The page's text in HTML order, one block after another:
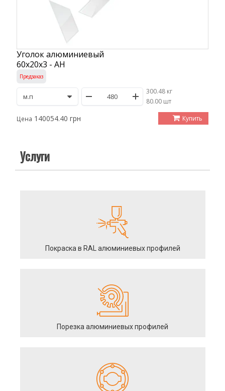
Уголок алюминиевый
60х20х3 - АН
Предзаказ
300.48 кг
/80.00 шт
Цена 140054.40 грн Купить
Услуги
Покраска в RAL алюминиевых профилей
Порезка алюминиевых профилей